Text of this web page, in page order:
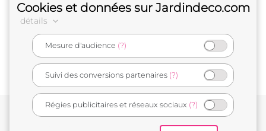
e-commerçant français
Cookies et données sur Jardindeco.com
détails
Mesure d'audience (?)
Suivi des conversions partenaires (?)
Régies publicitaires et réseaux sociaux (?)